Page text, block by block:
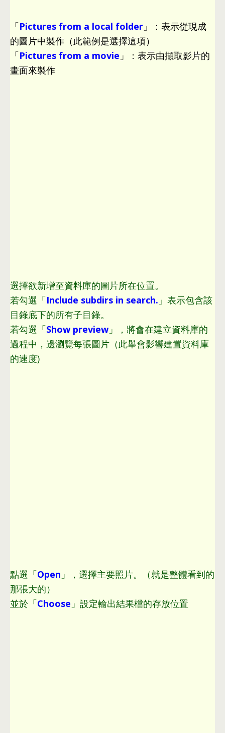
「Pictures from a local folder 」 ： 表示從現成
的圖片中製作（此範例是選擇這項）
「Pictures from a movie 」 ： 表示由擷取影片的
畫面來製作
選擇欲新增至資料庫的圖片所在位置。
若勾選「Include subdirs in search. 」表示包含該
目錄底下的所有子目錄。
若勾選「Show preview」 ， 將會在建立資料庫的
過程中 ， 邊瀏覽每張圖片（此舉會影響建置資料庫
的速度)
點選「Open 」 ， 選擇主要照片。
（就是整體看到的
那張大的）
並於「Choose 」設定輸出結果檔的存放位置